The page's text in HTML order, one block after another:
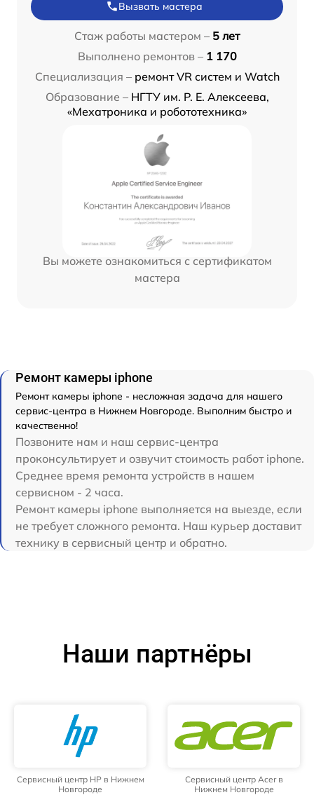
Вызвать мастера
Стаж работы мастером – 5 лет
Выполнено ремонтов – 1 170
Специализация – ремонт VR систем и Watch
Образование – НГТУ им. Р. Е. Алексеева,
«Мехатроника и робототехника»
Вы можете ознакомиться с сертификатом
мастера
Ремонт камеры iphone
Ремонт камеры iphone - несложная задача для нашего
сервис-центра в Нижнем Новгороде. Выполним быстро и
качественно!
Позвоните нам и наш сервис-центра
проконсультирует и озвучит стоимость работ iphone.
Среднее время ремонта устройств в нашем
сервисном - 2 часа.
Ремонт камеры iphone выполняется на выезде, если
не требует сложного ремонта. Наш курьер доставит
технику в сервисный центр и обратно.
Наши партнёры
Сервисный центр HP в Нижнем
Новгороде
Сервисный центр Acer в
Нижнем Новгороде